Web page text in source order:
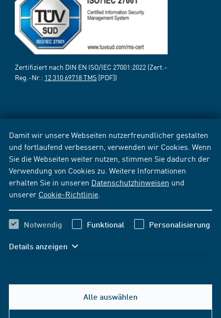
Damit wir unsere Webseiten nutzerfreundlicher gestalten
und fortlaufend verbessern, verwenden wir Cookies. Wenn
Sie die Webseiten weiter nutzen, stimmen Sie dadurch der
Verwendung von Cookies zu. Weitere Informationen
erhalten Sie in unseren Datenschutzhinweisen und
unserer Cookie-Richtlinie
Notwendig Funktional Personalisierung
Details anzeigen
Alle auswählen
Zertifiziert nach DIN EN ISO/IEC 27001:2022 (Zert.-
Reg.-Nr.: 12 310 69718 TMS [PDF])